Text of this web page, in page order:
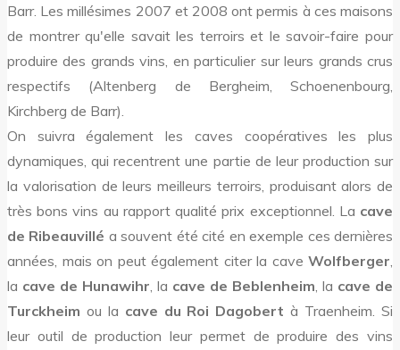
Barr. Les millésimes 2007 et 2008 ont permis à ces maisons
de montrer qu'elle savait les terroirs et le savoir-faire pour
produire des grands vins, en particulier sur leurs grands crus
respectifs (Altenberg de Bergheim, Schoenenbourg,
Kirchberg de Barr).
On suivra également les caves coopératives les plus
dynamiques, qui recentrent une partie de leur production sur
la valorisation de leurs meilleurs terroirs, produisant alors de
très bons vins au rapport qualité prix exceptionnel. La cave
de Ribeauvillé a souvent été cité en exemple ces dernières
années, mais on peut également citer la cave Wolfberger
la cave de Hunawihr , la cave de Beblenheim , la cave de
Turckheim ou la cave du Roi Dagobert à Traenheim. Si
leur outil de production leur permet de produire des vins